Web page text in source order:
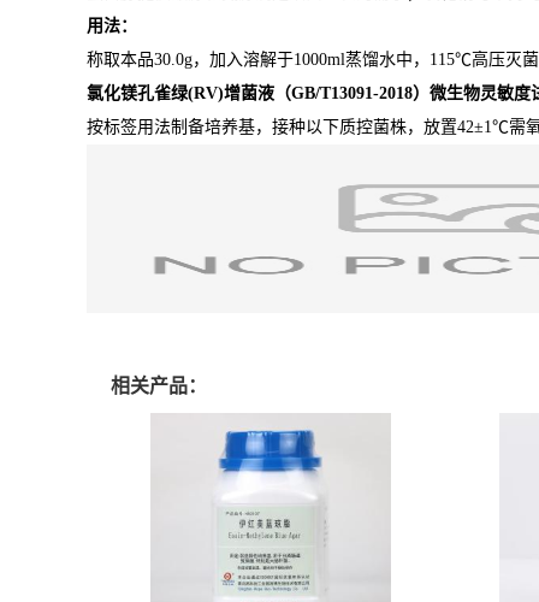
用法：
称取本品30.0g，加入溶解于1000ml蒸馏水中，115℃高压灭
氯化镁孔雀绿(RV)增菌液（GB/T13091-2018） 微生物灵敏度
按标签用法制备培养基，接种以下质控菌株，放置42±1℃需
相关产品：